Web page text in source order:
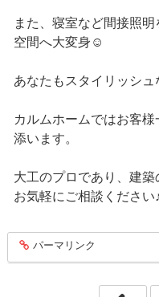
また、寝室など間接照
空間へ大変身☺
あなたもスタイリッシ
カルムホームではお客
添います。
大工のプロであり、建
お気軽にご相談ください
entry292
パーマリンク